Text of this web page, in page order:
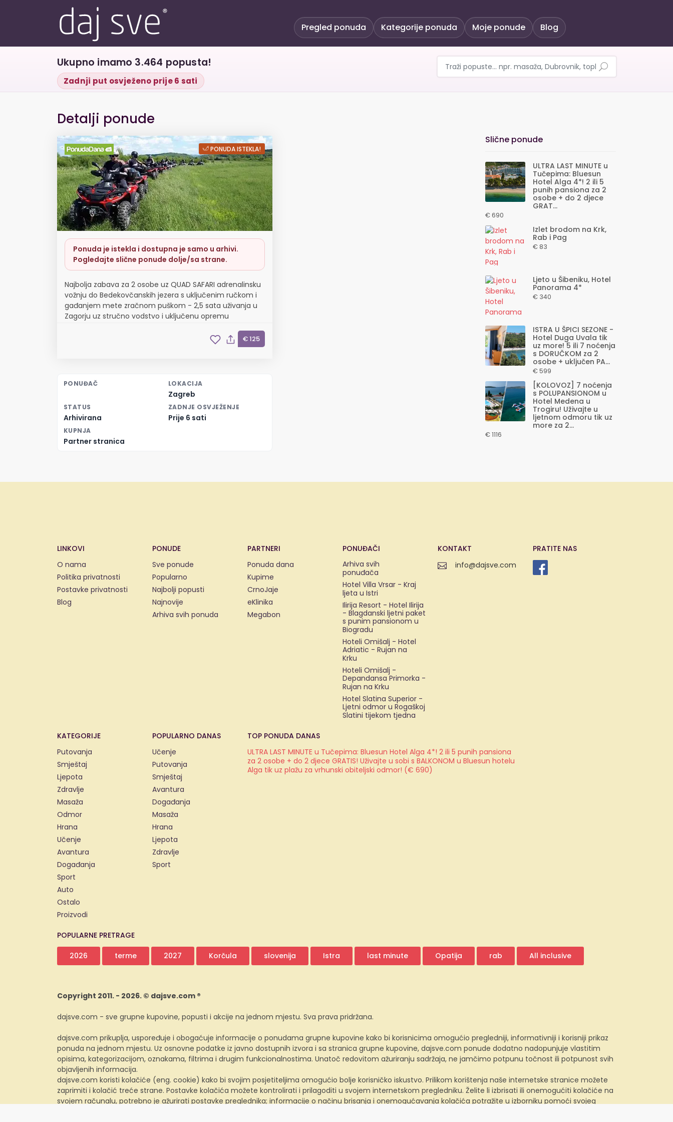
Pregled ponuda Kategorije ponuda Moje ponude Blog
Ukupno imamo 3.464 popusta!
Zadnji put osvježeno prije 6 sati
Detalji ponude
Najbolja zabava za 2 osobe uz QUAD SAFARI adrenalinsku
PONUDA ISTEKLA!
Ponuda je istekla i dostupna je samo u arhivi.
Pogledajte slične ponude dolje/sa strane.
Najbolja zabava za 2 osobe uz QUAD SAFARI adrenalinsku
vožnju do Bedekovčanskih jezera s uključenim ručkom i
gađanjem mete zračnom puškom - 2,5 sata uživanja u
Zagorju uz stručno vodstvo i uključenu opremu
€ 125
PONUĐAČ LOKACIJA
Zagreb
STATUS
Arhivirana
ZADNJE OSVJEŽENJE
Prije 6 sati
KUPNJA
Partner stranica
Slične ponude
ULTRA LAST MINUTE u
Tučepima: Bluesun
Hotel Alga 4*! 2 ili 5
punih pansiona za 2
osobe + do 2 djece
GRAT...
€ 690
Izlet brodom na Krk,
Rab i Pag
€ 83
Ljeto u Šibeniku, Hotel
Panorama 4*
€ 340
ISTRA U ŠPICI SEZONE -
Hotel Duga Uvala tik
uz more! 5 ili 7 noćenja
s DORUČKOM za 2
osobe + uključen PA...
€ 599
[KOLOVOZ] 7 noćenja
s POLUPANSIONOM u
Hotel Medena u
Trogiru! Uživajte u
ljetnom odmoru tik uz
more za 2...
€ 1116
LINKOVI
O nama
Politika privatnosti
Postavke privatnosti
Blog
PONUDE
Sve ponude
Popularno
Najbolji popusti
Najnovije
Arhiva svih ponuda
PARTNERI
Ponuda dana
Kupime
CrnoJaje
eKlinika
Megabon
PONUĐAČI
Arhiva svih
ponuđača
Hotel Villa Vrsar - Kraj
ljeta u Istri
Ilirija Resort - Hotel Ilirija
- Blagdanski ljetni paket
s punim pansionom u
Biogradu
Hoteli Omišalj - Hotel
Adriatic - Rujan na
Krku
Hoteli Omišalj -
Depandansa Primorka -
Rujan na Krku
Hotel Slatina Superior -
Ljetni odmor u Rogaškoj
Slatini tijekom tjedna
KONTAKT
info@dajsve.com
PRATITE NAS
KATEGORIJE
Putovanja
Smještaj
Ljepota
Zdravlje
Masaža
Odmor
Hrana
Učenje
Avantura
Događanja
Sport
Auto
Ostalo
Proizvodi
POPULARNO DANAS
Učenje
Putovanja
Smještaj
Avantura
Događanja
Masaža
Hrana
Ljepota
Zdravlje
Sport
TOP PONUDA DANAS
ULTRA LAST MINUTE u Tučepima: Bluesun Hotel Alga 4*! 2 ili 5 punih pansiona
za 2 osobe + do 2 djece GRATIS! Uživajte u sobi s BALKONOM u Bluesun hotelu
Alga tik uz plažu za vrhunski obiteljski odmor! (€ 690)
POPULARNE PRETRAGE
2026 terme 2027 Korčula slovenija Istra last minute Opatija rab All inclusive
Copyright 2011. - 2026. © dajsve.com ®
dajsve.com - sve grupne kupovine, popusti i akcije na jednom mjestu. Sva prava pridržana.
dajsve.com prikuplja, uspoređuje i obogaćuje informacije o ponudama grupne kupovine kako bi korisnicima omogućio pregledniji, informativniji i korisniji prikaz
ponuda na jednom mjestu. Uz osnovne podatke iz javno dostupnih izvora i sa stranica grupne kupovine, dajsve.com ponude dodatno nadopunjuje vlastitim
opisima, kategorizacijom, oznakama, filtrima i drugim funkcionalnostima. Unatoč redovitom ažuriranju sadržaja, ne jamčimo potpunu točnost ili potpunost svih
objavljenih informacija.
dajsve.com koristi kolačiće (eng. cookie) kako bi svojim posjetiteljima omogućio bolje korisničko iskustvo. Prilikom korištenja naše internetske stranice možete
zaprimiti i kolačić treće strane. Postavke kolačića možete kontrolirati i prilagoditi u svojem internetskom pregledniku. Želite li izbrisati ili onemogućiti kolačiće na
svojem računalu, potrebno je ažurirati postavke preglednika; informacije o načinu brisanja i onemogućavanja kolačića potražite u izborniku pomoći svojeg